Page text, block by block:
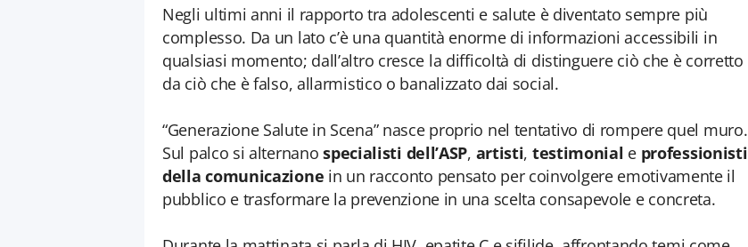
Negli ultimi anni il rapporto tra adolescenti e salute è diventato sempre più
complesso. Da un lato c’è una quantità enorme di informazioni accessibili in
qualsiasi momento; dall’altro cresce la difficoltà di distinguere ciò che è corretto
da ciò che è falso, allarmistico o banalizzato dai social.
“Generazione Salute in Scena” nasce proprio nel tentativo di rompere quel muro.
Sul palco si alternanospecialisti dell’ASP, artisti, testimonial e professionisti
della comunicazione in un racconto pensato per coinvolgere emotivamente il
pubblico e trasformare la prevenzione in una scelta consapevole e concreta.